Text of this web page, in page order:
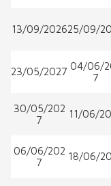
13/09/202625/09/
23/05/2027 04/06/
7
30/05/202
7
11/06/
06/06/202
7
18/06/